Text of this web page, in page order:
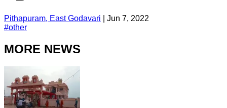
Pithapuram, East Godavari
Jun 7, 2022
#other
MORE NEWS